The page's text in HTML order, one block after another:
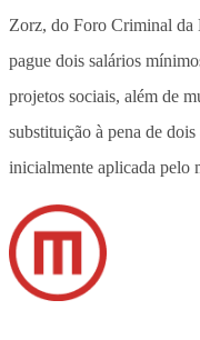
Zorz, do Foro Criminal da
pague dois salários
projetos sociais, além de
substituição à pena de
inicialmente aplicada pelo